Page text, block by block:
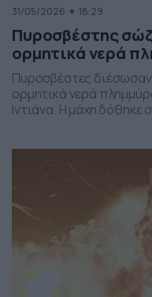
31/05/2026 18:29
Πυροσβέστης
ορμητικά νερά
Πυροσβέστες
ορμητικά νερά
Ιντιάνα. Η μάχη δόθηκε